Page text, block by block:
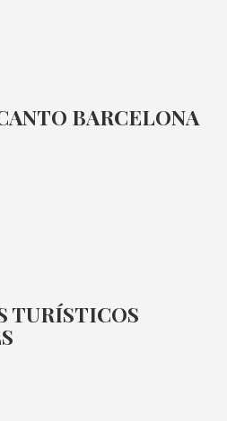
BARCELONA
TURÍSTICOS